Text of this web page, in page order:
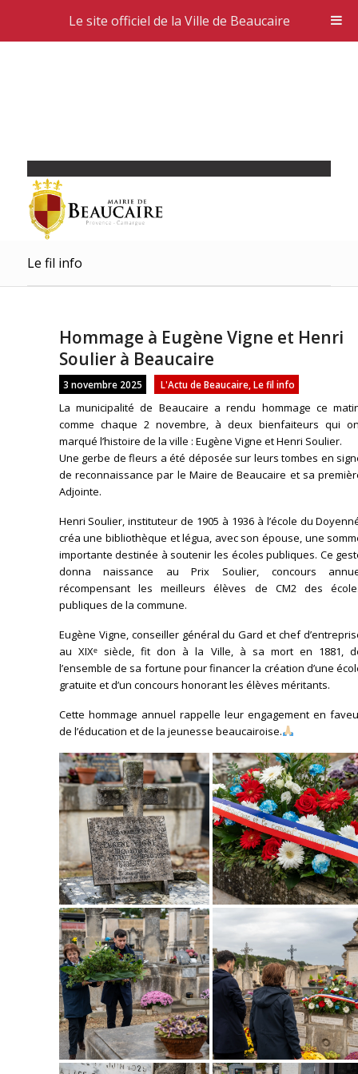
Le fil info
Hommage à Eugène Vigne et Henri
Soulier à Beaucaire
3 novembre 2025 L'Actu de Beaucaire, Le fil info
La municipalité de Beaucaire a rendu hommage ce
comme chaque 2 novembre, à deux bienfaiteurs qui
marqué l’histoire de la ville : Eugène Vigne et Henri Soulier.
Une gerbe de fleurs a été déposée sur leurs tombes en
de reconnaissance par le Maire de Beaucaire et sa
Adjointe.
Henri Soulier, instituteur de 1905 à 1936 à l’école du
créa une bibliothèque et légua, avec son épouse, une
importante destinée à soutenir les écoles publiques. Ce
donna naissance au Prix Soulier, concours
récompensant les meilleurs élèves de CM2 des
publiques de la commune.
Eugène Vigne, conseiller général du Gard et chef
au XIXᵉ siècle, fit don à la Ville, à sa mort en 1881,
l’ensemble de sa fortune pour financer la création d’une
gratuite et d’un concours honorant les élèves méritants.
Cette hommage annuel rappelle leur engagement en
de l’éducation et de la jeunesse beaucairoise.
Le site officiel de la Ville de Beaucaire